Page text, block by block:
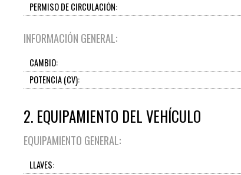
PERMISO DE CIRCULACIÓN:
INFORMACIÓN GENERAL:
CAMBIO:
POTENCIA (CV):
2. EQUIPAMIENTO DEL VEHÍCULO
EQUIPAMIENTO GENERAL:
LLAVES: